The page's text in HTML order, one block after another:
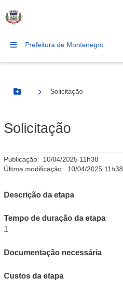
Prefeitura de Montenegro
Botão Menu
Solicitação
Solicitação
Publicação: 10/04/2025 11h38
Última modificação: 10/04/2025 11h38
Descrição da etapa
Tempo de duração da etapa
1
Documentação necessária
Custos da etapa